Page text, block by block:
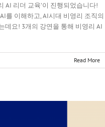
AI 리더 교육’이 진행되었습니다!
를 이해하고, AI시대 비영리 조직의
데요! 3개의 강연을 통해 비영리 AI
Read More